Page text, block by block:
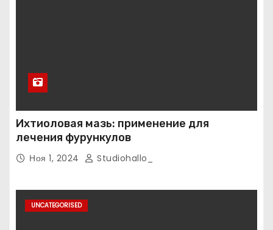
Ихтиоловая мазь: применение для
лечения фурункулов
Ноя 1, 2024 Studiohallo_
UNCATEGORISED